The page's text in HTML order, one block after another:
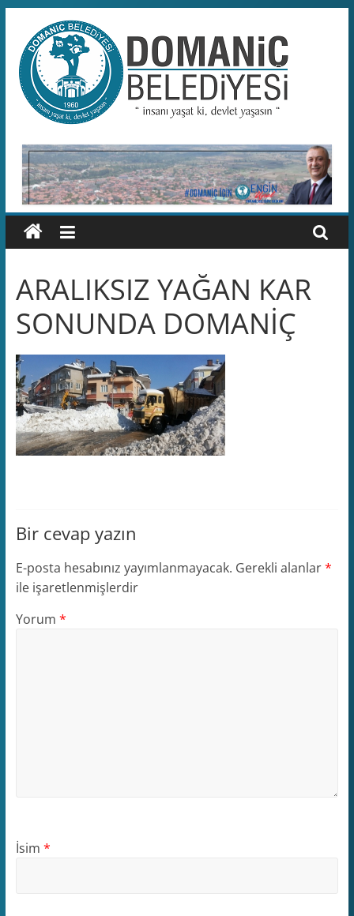
content
Domaniç
Belediyesi
T.C.
DOMANİÇ
BELEDİYESİ
RESMİ
WEB
ARALIKSIZ YAĞAN KAR
SONUNDA DOMANİÇ
Bir cevap yazın
E-posta hesabınız yayımlanmayacak. Gerekli alanlar*
ile işaretlenmişlerdir
Yorum *
İsim *